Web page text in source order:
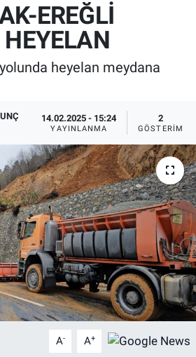
EREĞLİ
heyelan meydana
14.02.2025 - 15:24
YAYINLANMA
2
GÖSTERIM
A- A+